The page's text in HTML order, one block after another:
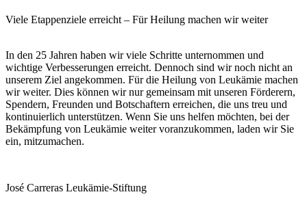
Viele Etappenziele erreicht – Für Heilung machen wir weiter
In den 25 Jahren haben wir viele Schritte unternommen und
wichtige Verbesserungen erreicht. Dennoch sind wir noch nicht an
unserem Ziel angekommen. Für die Heilung von Leukämie machen
wir weiter. Dies können wir nur gemeinsam mit unseren Förderern,
Spendern, Freunden und Botschaftern erreichen, die uns treu und
kontinuierlich unterstützen. Wenn Sie uns helfen möchten, bei der
Bekämpfung von Leukämie weiter voranzukommen, laden wir Sie
ein, mitzumachen.
José Carreras Leukämie-Stiftung